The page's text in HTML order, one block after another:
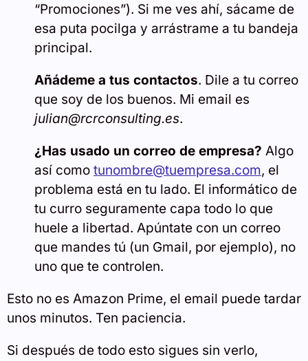
“Promociones”). Si me ves ahí, sácame de
esa puta pocilga y arrástrame a tu bandeja
principal.
Añádeme a tus contactos. Dile a tu correo
que soy de los buenos. Mi email es
julian@rcrconsulting.es.
¿Has usado un correo de empresa? Algo
así como tunombre@tuempresa.com, el
problema está en tu lado. El informático de
tu curro seguramente capa todo lo que
huele a libertad. Apúntate con un correo
que mandes tú (un Gmail, por ejemplo), no
uno que te controlen.
Esto no es Amazon Prime, el email puede tardar
unos minutos. Ten paciencia.
Si después de todo esto sigues sin verlo,